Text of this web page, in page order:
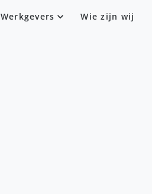
Werkgevers Wie zijn wij